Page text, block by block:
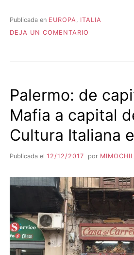
Publicada en EUROPA
ITALIA
DEJA UN COMENTARIO
ITALIANA
:
PUGLIA
Y
BASILICATA
Palermo: de
Mafia a capital
Cultura Italiana
Publicada el 12/12/2017 por